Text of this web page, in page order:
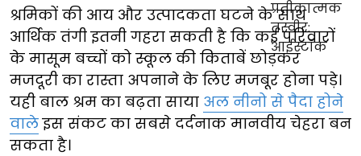
श्रमिकों की आय और उत्पादकता घटने के साथ
आर्थिक तंगी इतनी गहरा सकती है कि कई परिवारों
के मासूम बच्चों को स्कूल की किताबें छोड़कर
मजदूरी का रास्ता अपनाने के लिए मजबूर होना पड़े।
यही बाल श्रम का बढ़ता साया अल नीनो से पैदा होने
वालेइस संकट का सबसे दर्दनाक मानवीय चेहरा बन
सकता है।